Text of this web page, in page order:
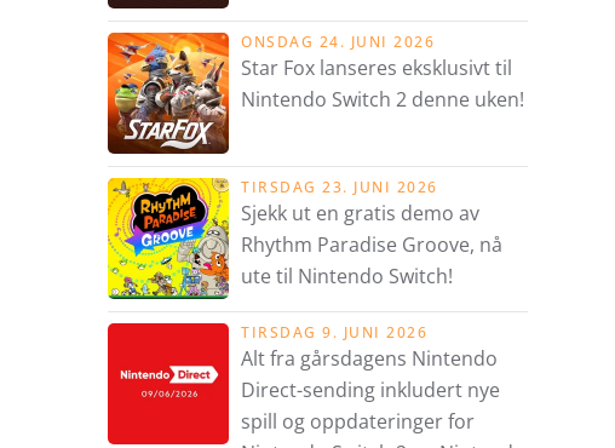
ONSDAG 24. JUNI 2026
Star Fox lanseres eksklusivt til
Nintendo Switch 2 denne uken!
TIRSDAG 23. JUNI 2026
Sjekk ut en gratis demo av
Rhythm Paradise Groove, nå
ute til Nintendo Switch!
TIRSDAG 9. JUNI 2026
Alt fra gårsdagens Nintendo
Direct-sending inkludert nye
spill og oppdateringer for